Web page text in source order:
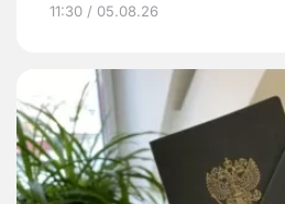
11:30 / 05.08.26